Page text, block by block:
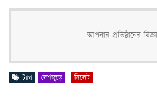
আপনার প্রতিষ্ঠানের
ট্যাগ দেশজুড়ে সিলেট